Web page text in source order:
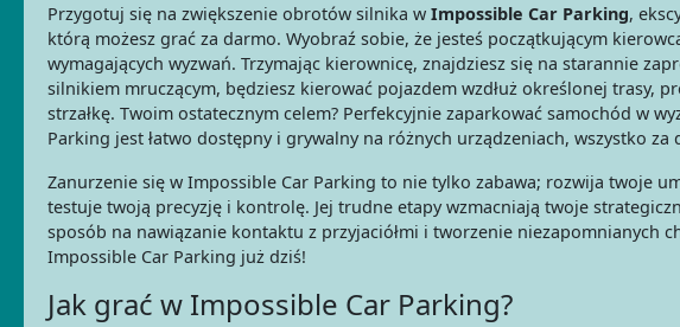
Przygotuj się na zwiększenie obrotów silnika w Impossible Car Parking,
którą możesz grać za darmo. Wyobraź sobie, że jesteś początkującym
wymagających wyzwań. Trzymając kierownicę, znajdziesz się na starannie
silnikiem mruczącym, będziesz kierować pojazdem wzdłuż określonej trasy,
strzałkę. Twoim ostatecznym celem? Perfekcyjnie zaparkować samochód w
Parking jest łatwo dostępny i grywalny na różnych urządzeniach, wszystko
Zanurzenie się w Impossible Car Parking to nie tylko zabawa; rozwija twoje
testuje twoją precyzję i kontrolę. Jej trudne etapy wzmacniają twoje
sposób na nawiązanie kontaktu z przyjaciółmi i tworzenie niezapomnianych
Impossible Car Parking już dziś!
Jak grać w Impossible Car Parking?